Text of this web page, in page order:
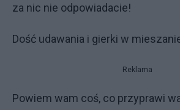
za nic nie odpowiadacie!
Dość udawania i gierki w
Reklama
Powiem wam coś, co przyprawi